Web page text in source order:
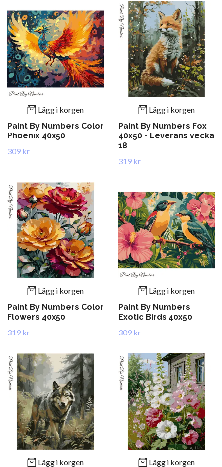
Lägg i korgen
Paint By Numbers Color
Phoenix 40x50
309 kr
Lägg i korgen
Paint By Numbers Fox
40x50 - Leverans vecka
18
319 kr
Lägg i korgen
Paint By Numbers Color
Flowers 40x50
319 kr
Lägg i korgen
Paint By Numbers
Exotic Birds 40x50
309 kr
Lägg i korgen
Lägg i korgen